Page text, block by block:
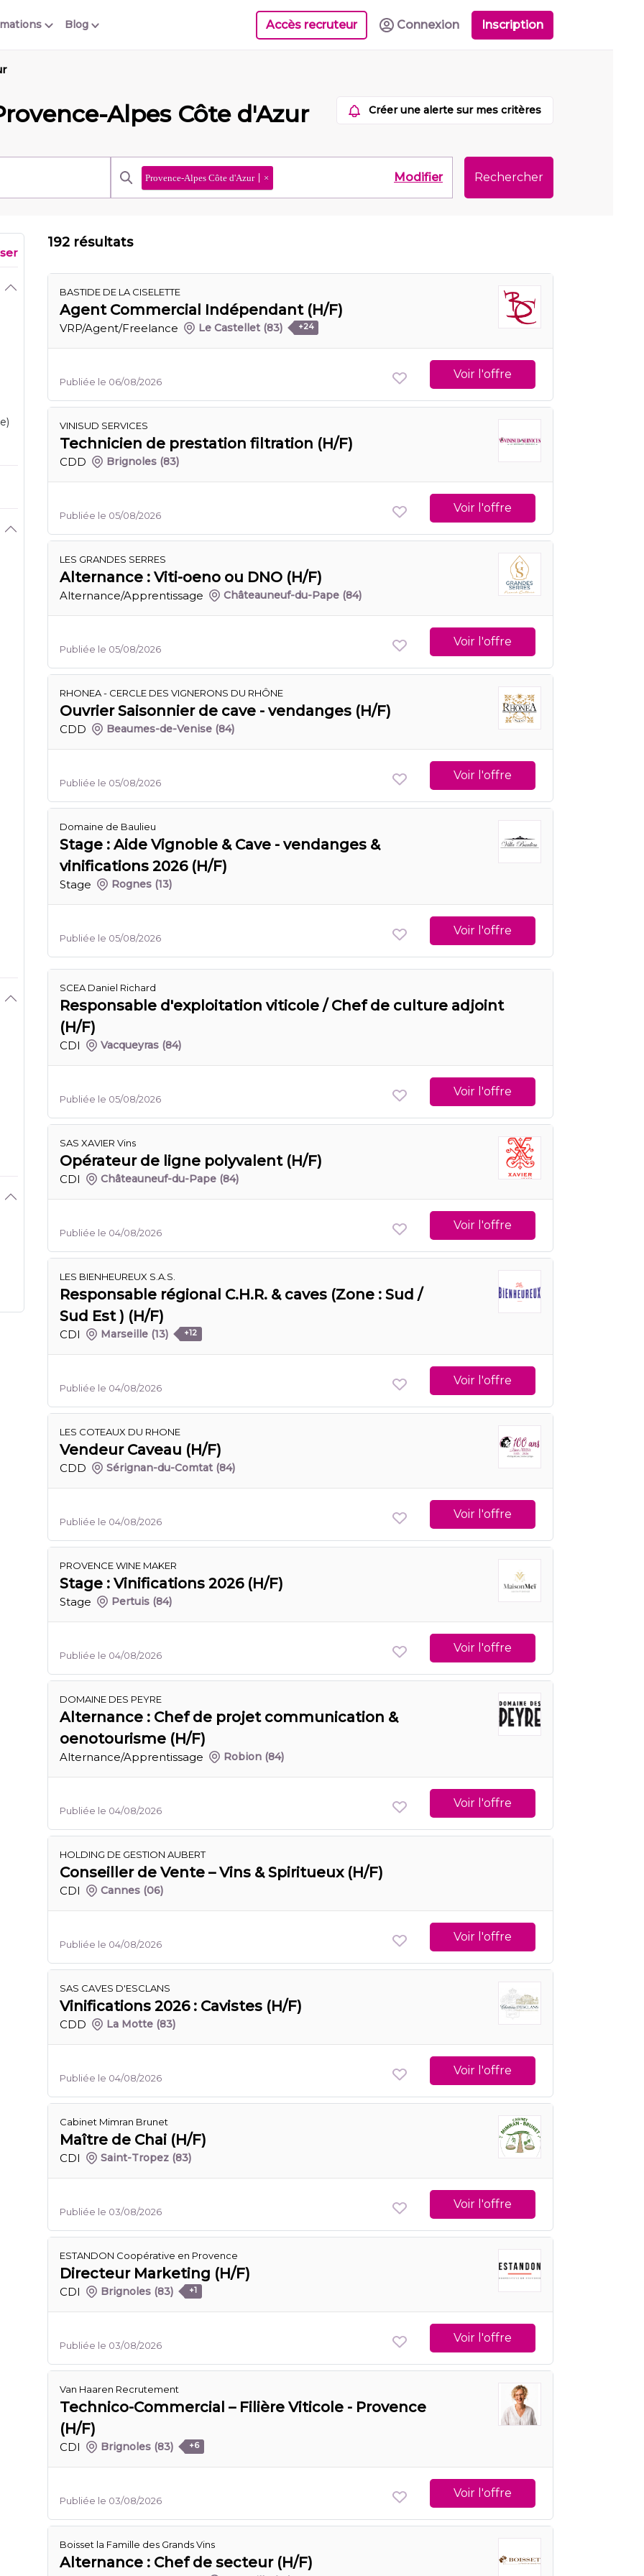
Blog Accès recruteur Connexion Inscription
Alpes Côte d'Azur Créer une alerte sur mes critères
Provence-Alpes Côte d'Azur × Modifier Rechercher
192 résultats
BASTIDE DE LA CISELETTE
Agent Commercial Indépendant (H/F)
VRP/Agent/Freelance Le Castellet (83) +24
Publiée le 06/08/2026
Voir l'offre
VINISUD SERVICES
Technicien de prestation filtration (H/F)
CDD Brignoles (83)
Publiée le 05/08/2026
Voir l'offre
LES GRANDES SERRES
Alternance : Viti-oeno ou DNO (H/F)
Alternance/Apprentissage Châteauneuf-du-Pape (84)
Publiée le 05/08/2026
Voir l'offre
RHONEA - CERCLE DES VIGNERONS DU RHÔNE
Ouvrier Saisonnier de cave - vendanges (H/F)
CDD Beaumes-de-Venise (84)
Publiée le 05/08/2026
Voir l'offre
Domaine de Baulieu
Stage : Aide Vignoble & Cave - vendanges &
vinifications 2026 (H/F)
Stage Rognes (13)
Publiée le 05/08/2026
Voir l'offre
SCEA Daniel Richard
Responsable d'exploitation viticole / Chef de culture adjoint
(H/F)
CDI Vacqueyras (84)
Publiée le 05/08/2026
Voir l'offre
SAS XAVIER Vins
Opérateur de ligne polyvalent (H/F)
CDI Châteauneuf-du-Pape (84)
Publiée le 04/08/2026
Voir l'offre
LES BIENHEUREUX S.A.S.
Responsable régional C.H.R. & caves (Zone : Sud /
Sud Est ) (H/F)
CDI Marseille (13) +12
Publiée le 04/08/2026
Voir l'offre
LES COTEAUX DU RHONE
Vendeur Caveau (H/F)
CDD Sérignan-du-Comtat (84)
Publiée le 04/08/2026
Voir l'offre
PROVENCE WINE MAKER
Stage : Vinifications 2026 (H/F)
Stage Pertuis (84)
Publiée le 04/08/2026
Voir l'offre
DOMAINE DES PEYRE
Alternance : Chef de projet communication &
oenotourisme (H/F)
Alternance/Apprentissage Robion (84)
Publiée le 04/08/2026
Voir l'offre
HOLDING DE GESTION AUBERT
Conseiller de Vente – Vins & Spiritueux (H/F)
CDI Cannes (06)
Publiée le 04/08/2026
Voir l'offre
SAS CAVES D'ESCLANS
Vinifications 2026 : Cavistes (H/F)
CDD La Motte (83)
Publiée le 04/08/2026
Voir l'offre
Cabinet Mimran Brunet
Maître de Chai (H/F)
CDI Saint-Tropez (83)
Publiée le 03/08/2026
Voir l'offre
ESTANDON Coopérative en Provence
Directeur Marketing (H/F)
CDI Brignoles (83) +1
Publiée le 03/08/2026
Voir l'offre
Van Haaren Recrutement
Technico-Commercial – Filière Viticole - Provence
(H/F)
CDI Brignoles (83) +6
Publiée le 03/08/2026
Voir l'offre
Boisset la Famille des Grands Vins
Alternance : Chef de secteur (H/F)